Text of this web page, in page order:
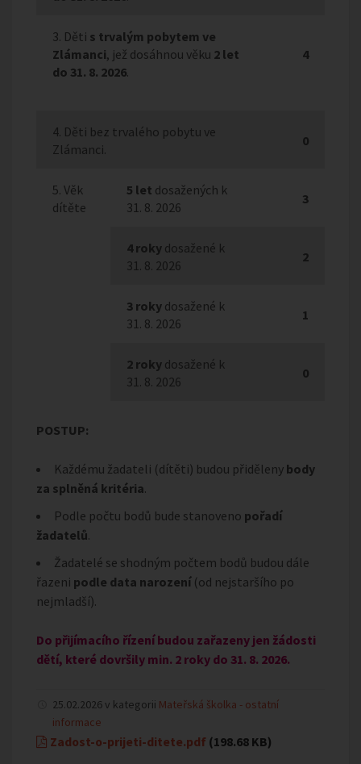
3. Děti s trvalým pobytem ve
Zlámanci, jež dosáhnou věku 2 let
do 31. 8. 2026.
4
4. Děti bez trvalého pobytu ve
Zlámanci.
0
5. Věk
dítěte
5 let dosažených k
31. 8. 2026
3
4 roky dosažené k
31. 8. 2026
2
3 roky dosažené k
31. 8. 2026
1
2 roky dosažené k
31. 8. 2026
0
POSTUP:
Každému žadateli (dítěti) budou přiděleny body
za splněná kritéria.
Podle počtu bodů bude stanoveno pořadí
žadatelů.
Žadatelé se shodným počtem bodů budou dále
řazeni podle data narození(od nejstaršího po
nejmladší).
Do přijímacího řízení budou zařazeny jen žádosti
dětí, které dovršily min. 2 roky do 31. 8. 2026.
25.02.2026 v kategorii Mateřská školka - ostatní
informace
Zadost-o-prijeti-ditete.pdf (198.68 KB)